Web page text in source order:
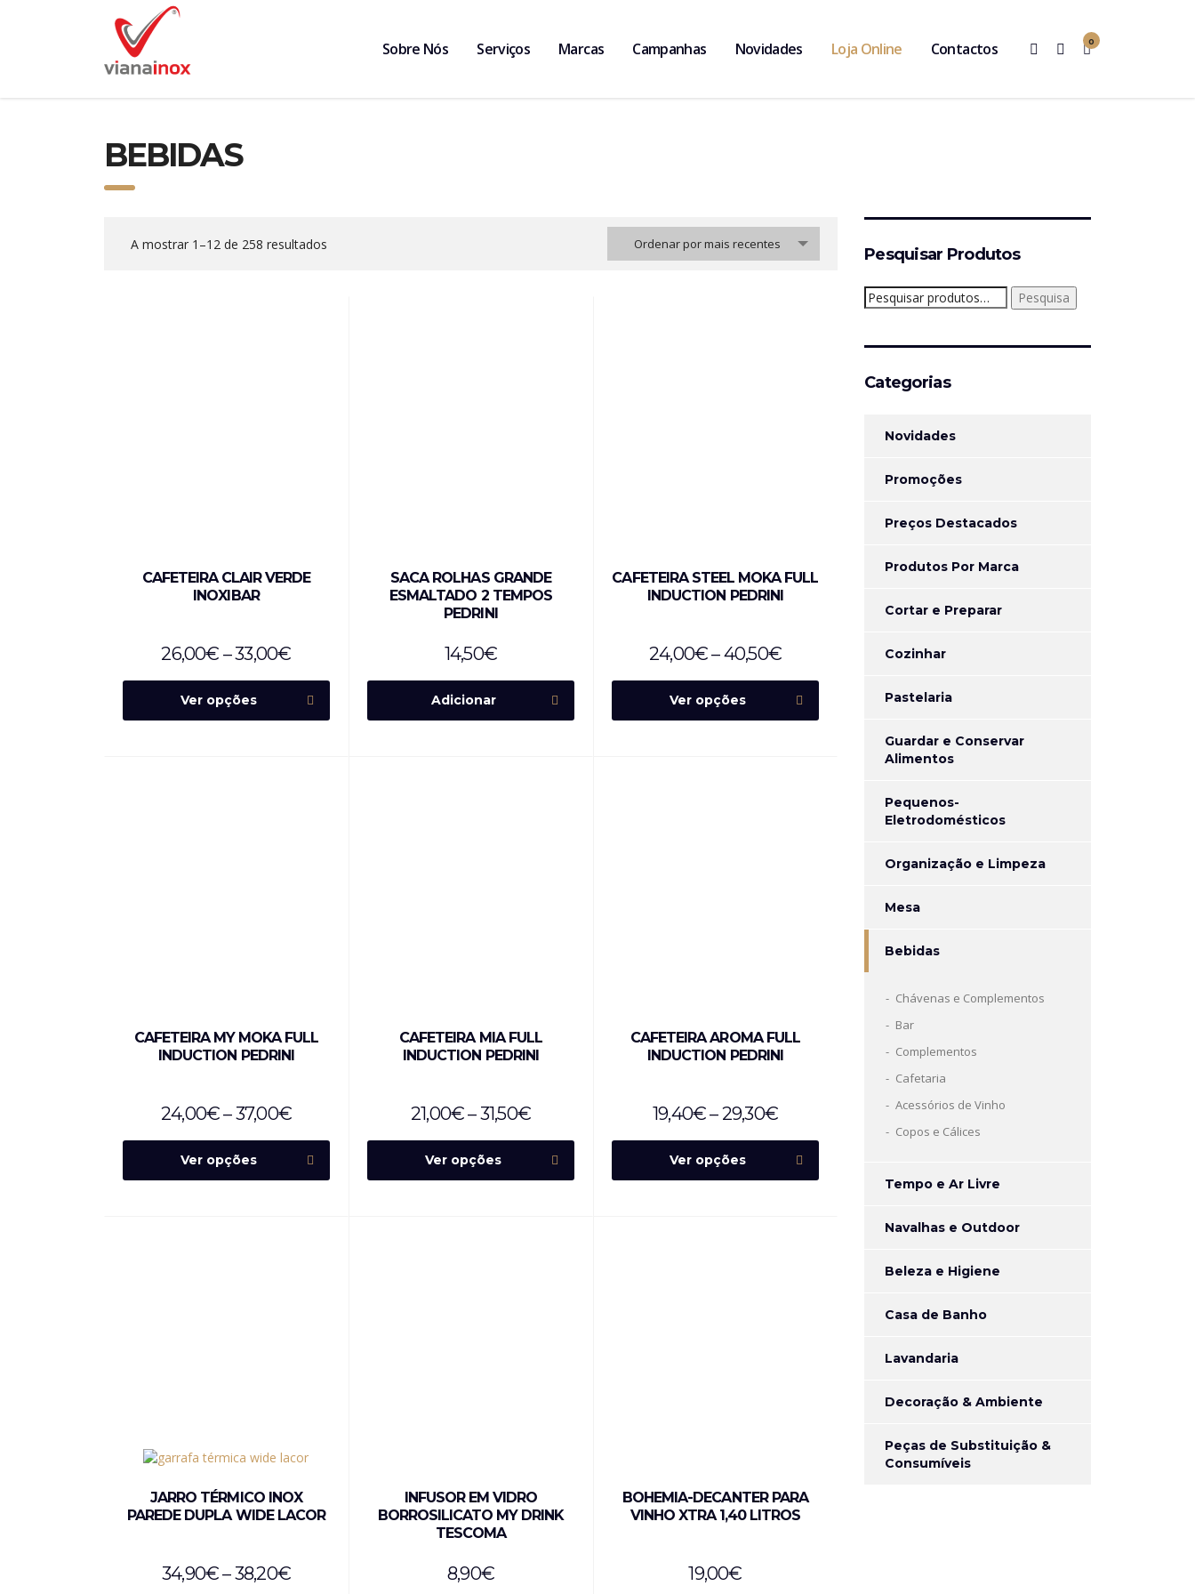
0
Sobre Nós Serviços Marcas Campanhas Novidades Loja Online Contactos
BEBIDAS
A mostrar 1–12 de 258 resultados Ordenar por mais recentes
CAFETEIRA CLAIR VERDE
INOXIBAR
26,00€ –33,00€
Ver opções
SACA ROLHAS GRANDE
ESMALTADO 2 TEMPOS
PEDRINI
14,50€
Adicionar
CAFETEIRA STEEL MOKA FULL
INDUCTION PEDRINI
24,00€–40,50€
Ver opções
CAFETEIRA MY MOKA FULL
INDUCTION PEDRINI
24,00€–37,00€
Ver opções
CAFETEIRA MIA FULL
INDUCTION PEDRINI
21,00€–31,50€
Ver opções
CAFETEIRA AROMA FULL
INDUCTION PEDRINI
19,40€– 29,30€
Ver opções
JARRO TÉRMICO INOX
PAREDE DUPLA WIDE LACOR
34,90€–38,20€
INFUSOR EM VIDRO
BORROSILICATO MY DRINK
TESCOMA
8,90€
BOHEMIA-DECANTER PARA
VINHO XTRA 1,40 LITROS
19,00€
Pesquisar Produtos
Pesquisar
por:
Pesquisa
Categorias
Novidades
Promoções
Preços Destacados
Produtos Por Marca
Cortar e Preparar
Cozinhar
Pastelaria
Guardar e Conservar
Alimentos
Pequenos-
Eletrodomésticos
Organização e Limpeza
Mesa
Bebidas
Chávenas e Complementos
Bar
Complementos
Cafetaria
Acessórios de Vinho
Copos e Cálices
Tempo e Ar Livre
Navalhas e Outdoor
Beleza e Higiene
Casa de Banho
Lavandaria
Decoração & Ambiente
Peças de Substituição &
Consumíveis